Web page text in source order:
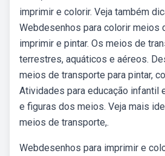
imprimir e colorir. Veja também
Webdesenhos para colorir meios
imprimir e pintar. Os meios de
terrestres, aquáticos e aéreos.
meios de transporte para pintar,
Atividades para educação infantil
e figuras dos meios. Veja mais
meios de transporte,.
Webdesenhos para imprimir e